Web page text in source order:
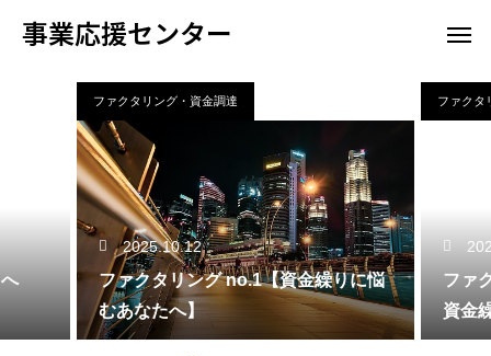
事業応援センター
ファクタリング・資金調達
2025.10.12
ファクタリング no.1【資金繰りに悩
むあなたへ】
ファクタ
ファ
資金